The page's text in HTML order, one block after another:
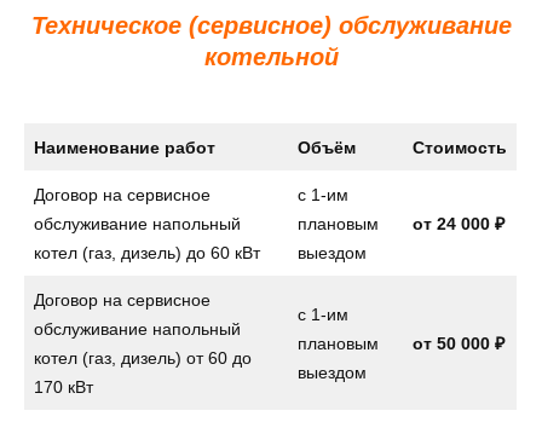
Техническое (сервисное) обслуживание
котельной
Наименование работ Объём Стоимость
Договор на сервисное
обслуживание напольный
котел (газ, дизель) до 60 кВт
с 1-им
плановым
выездом
от 24 000 ₽
Договор на сервисное
обслуживание напольный
котел (газ, дизель) от 60 до
170 кВт
с 1-им
плановым
выездом
от 50 000 ₽